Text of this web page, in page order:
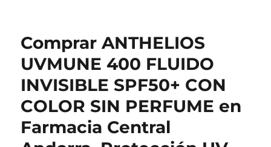
Comprar ANTHELIOS
UVMUNE 400 FLUIDO
INVISIBLE SPF50+ CON
COLOR SIN PERFUME en
Farmacia Central